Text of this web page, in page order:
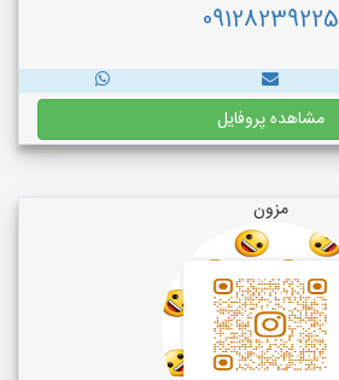
09128239225
مشاهده پروفایل
مزون